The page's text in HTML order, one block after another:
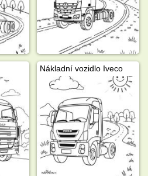
Nákladní vozidlo Iveco